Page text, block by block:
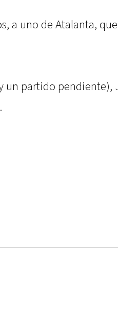
a uno de Atalanta,
un partido pendiente),